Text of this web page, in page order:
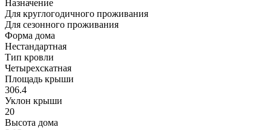
Назначение
Для круглогодичного проживания
Для сезонного проживания
Форма дома
Нестандартная
Тип кровли
Четырехскатная
Площадь крыши
306.4
Уклон крыши
20
Высота дома